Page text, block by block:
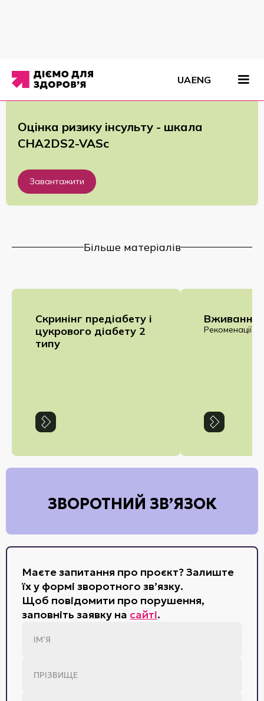
UAENG
Матеріали/Буклети/Оцінка ризику інсульту - шкала CHA2DS2-VASc
Оцінка ризику інсульту - шкала
CHA2DS2-VASc
Завантажити
Більше матеріалів
Cкринінг предіабету і
цукрового діабету 2
типу
Вживання
Рекоменації
ЗВОРОТНИЙ ЗВ’ЯЗОК
Маєте запитання про проєкт? Залиште
їх у формі зворотного зв’язку.
Щоб повідомити про порушення,
заповніть заявку на сайті.